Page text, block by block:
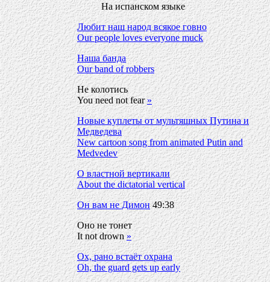
На испанском языке
Любит наш народ всякое говно
Our people loves everyone muck
Наша банда
Our band of robbers
Не колотись
You need not fear»
Новые куплеты от мультяшных Путина и
Медведева
New cartoon song from animated Putin and
Medvedev
О властной вертикали
About the dictatorial vertical
Он вам не Димон49:38
Оно не тонет
It not drown»
Ох, рано встаёт охрана
Oh, the guard gets up early